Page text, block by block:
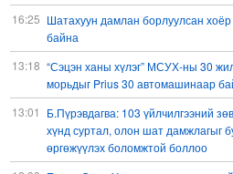
16:25 Шатахуун дамлан борлуулсан
байна
13:18 “Сэцэн ханы хүлэг” МСУХ-ны 30
морьдыг Prius 30 автомашинаар
13:01
Б.Пүрэвдагва: 103 үйлчилгээний
хүнд суртал, олон шат дамжлагыг
өргөжүүлэх боломжтой боллоо